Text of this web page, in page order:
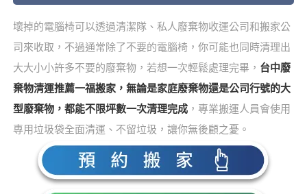
壞掉的電腦椅可以透過清潔隊、私人廢棄物收運公司和搬家公
司來收取，不過通常除了不要的電腦椅，你可能也同時清理出
大大小小許多不要的廢棄物，若想一次輕鬆處理完畢， 台中廢
棄物清運推薦一福搬家，無論是家庭廢棄物還是公司行號的大
型廢棄物，都能不限坪數一次清理完成，專業搬運人員會使用
專用垃圾袋全面清運、不留垃圾，讓你無後顧之憂。